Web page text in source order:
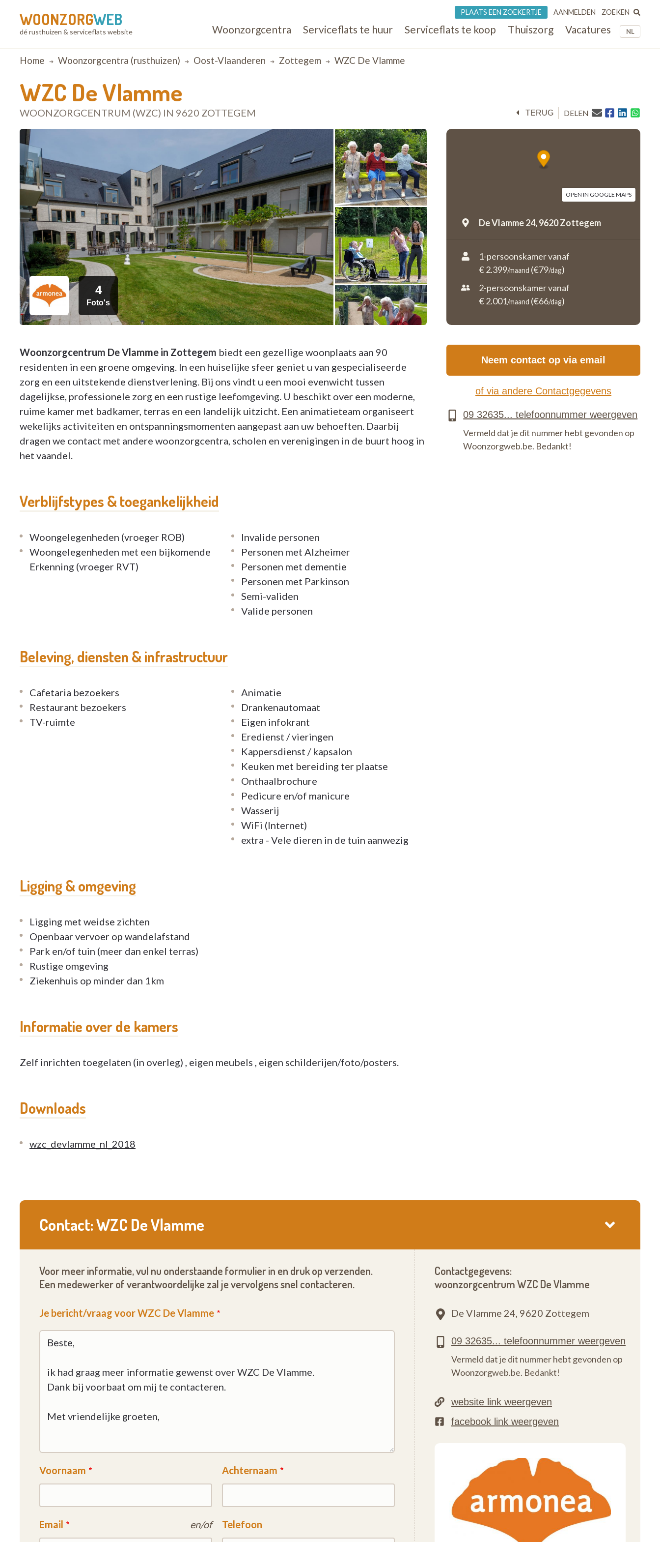
WOONZORGWEB
dé rusthuizen & serviceflats website NL
Woonzorgcentra Serviceflats te huur Serviceflats te koop Thuiszorg Vacatures
PLAATS EEN ZOEKERTJE AANMELDEN ZOEKEN
Breadcrumb
Home Woonzorgcentra (rusthuizen) Oost-Vlaanderen Zottegem WZC De Vlamme
WZC De Vlamme
WOONZORGCENTRUM (WZC) IN 9620 ZOTTEGEM TERUG DELEN
4
Foto's
OPEN IN GOOGLE MAPS
De Vlamme 24,9620 Zottegem
1-persoonskamer vanaf
€ 2.399/maand (€79/dag)
2-persoonskamer vanaf
€ 2.001/maand (€66/dag)
Woonzorgcentrum De Vlamme in Zottegem biedt een gezellige woonplaats aan 90
residenten in een groene omgeving. In een huiselijke sfeer geniet u van gespecialiseerde
zorg en een uitstekende dienstverlening. Bij ons vindt u een mooi evenwicht tussen
dagelijkse, professionele zorg en een rustige leefomgeving. U beschikt over een moderne,
ruime kamer met badkamer, terras en een landelijk uitzicht. Een animatieteam organiseert
wekelijks activiteiten en ontspanningsmomenten aangepast aan uw behoeften. Daarbij
dragen we contact met andere woonzorgcentra, scholen en verenigingen in de buurt hoog in
het vaandel.
Verblijfstypes & toegankelijkheid
Woongelegenheden (vroeger ROB)
Woongelegenheden met een bijkomende
Erkenning (vroeger RVT)
Invalide personen
Personen met Alzheimer
Personen met dementie
Personen met Parkinson
Semi-validen
Valide personen
Beleving, diensten & infrastructuur
Cafetaria bezoekers
Restaurant bezoekers
TV-ruimte
Animatie
Drankenautomaat
Eigen infokrant
Eredienst / vieringen
Kappersdienst / kapsalon
Keuken met bereiding ter plaatse
Onthaalbrochure
Pedicure en/of manicure
Wasserij
WiFi (Internet)
extra - Vele dieren in de tuin aanwezig
Ligging & omgeving
Ligging met weidse zichten
Openbaar vervoer op wandelafstand
Park en/of tuin (meer dan enkel terras)
Rustige omgeving
Ziekenhuis op minder dan 1km
Informatie over de kamers
Zelf inrichten toegelaten (in overleg) , eigen meubels , eigen schilderijen/foto/posters.
Downloads
wzc_devlamme_nl_2018
Neem contact op via email
of via andere Contactgegevens
Vermeld dat je dit nummer hebt gevonden op
Woonzorgweb.be. Bedankt!
Contact: WZC De Vlamme
Voor meer informatie, vul nu onderstaande formulier in en druk op verzenden.
Een medewerker of verantwoordelijke zal je vervolgens snel contacteren.
Je bericht/vraag voor WZC De Vlamme
Voornaam Achternaam
Email en/of Telefoon
Contactgegevens:
woonzorgcentrum WZC De Vlamme
De Vlamme 24, 9620 Zottegem
Vermeld dat je dit nummer hebt gevonden op
Woonzorgweb.be. Bedankt!